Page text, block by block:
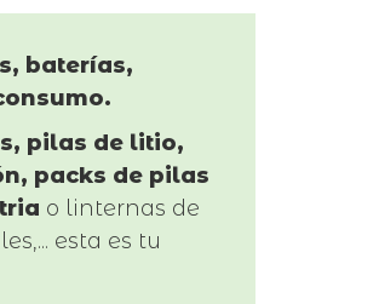
baterías,
pilas de litio,
packs de pilas
o linternas de
esta es tu